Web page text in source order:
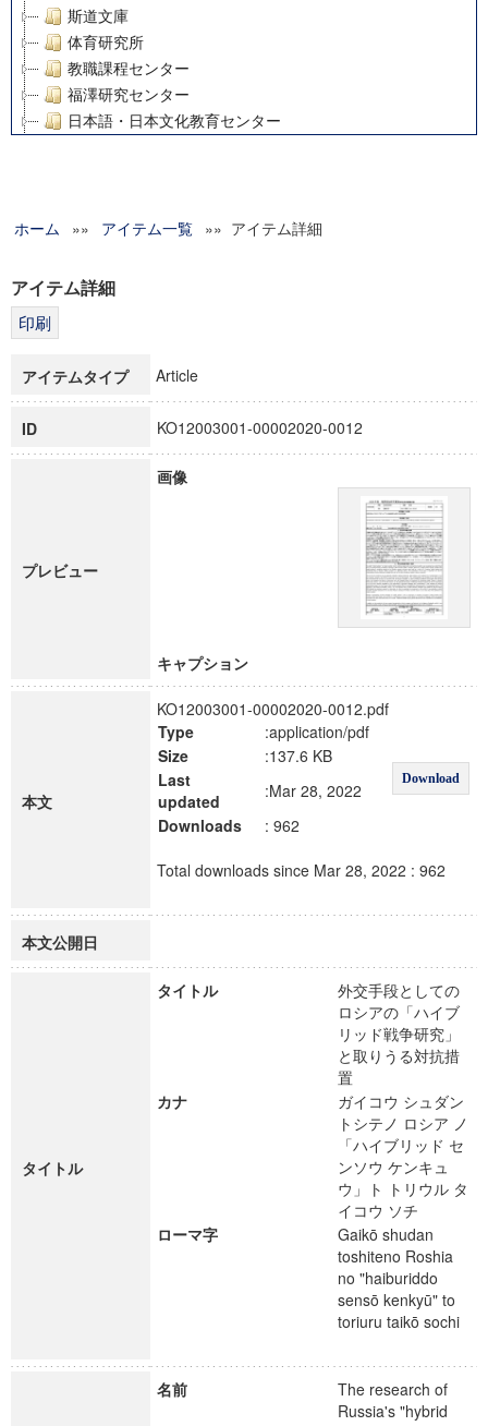
斯道文庫
体育研究所
教職課程センター
福澤研究センター
日本語・日本文化教育センター
グローバルリサーチインスティテュート
科学研究費補助金研究成果報告書
博士課程教育リーディングプログラム「超成熟社会発展のサ
ホーム »» アイテム一覧 »» アイテム詳細
アイテム詳細
アイテムタイプ Article
ID KO12003001-00002020-0012
プレビュー
画像
キャプション
本文
KO12003001-00002020-0012.pdf
Type
:application/pdf
Download
Size
:137.6 KB
Last
updated
:Mar 28, 2022
Downloads
: 962
Total downloads since Mar 28, 2022 : 962
本文公開日
タイトル
タイトル
外交手段としての
ロシアの「ハイブ
リッド戦争研究」
と取りうる対抗措
置
カナ
ガイコウ シュダン
トシテノ ロシア ノ
「ハイブリッド セ
ンソウ ケンキュ
ウ」ト トリウル タ
イコウ ソチ
ローマ字
Gaikō shudan
toshiteno Roshia
no "haiburiddo
sensō kenkyū" to
toriuru taikō sochi
名前
The research of
Russia's "hybrid